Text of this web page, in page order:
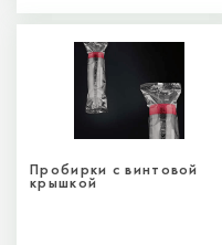
Пробирки с винтовой
крышкой